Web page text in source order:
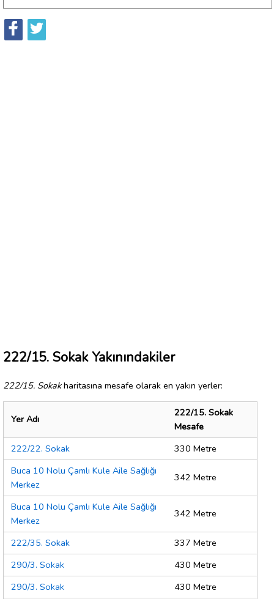
222/15. Sokak Yakınındakiler
222/15. Sokakharitasına mesafe olarak en yakın yerler:
Yer Adı
222/15. Sokak
Mesafe
222/22. Sokak
330 Metre
Buca 10 Nolu Çamlı Kule Aile Sağlığı
Merkez
342 Metre
Buca 10 Nolu Çamlı Kule Aile Sağlığı
Merkez
342 Metre
222/35. Sokak
337 Metre
290/3. Sokak
430 Metre
290/3. Sokak
430 Metre